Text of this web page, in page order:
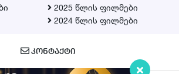
2025 წლის ფილმები
2024 წლის ფილმები
ᲙᲝᲜᲢᲐᲥᲢᲘ